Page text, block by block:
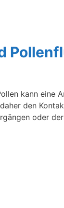
kann eine
den
oder